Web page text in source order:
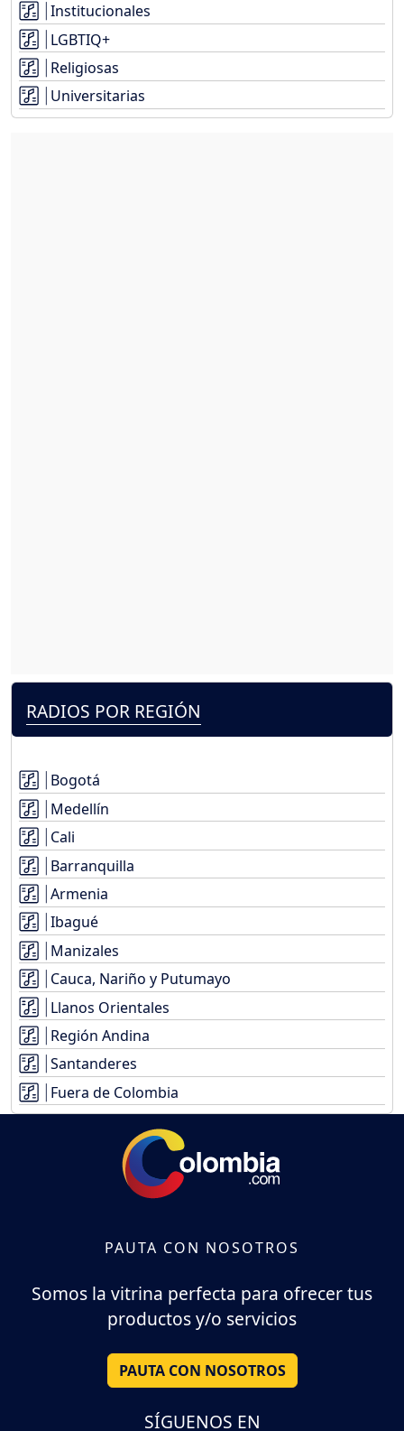
Institucionales
LGBTIQ+
Religiosas
Universitarias
RADIOS POR REGIÓN
Bogotá
Medellín
Cali
Barranquilla
Armenia
Ibagué
Manizales
Cauca, Nariño y Putumayo
Llanos Orientales
Región Andina
Santanderes
Fuera de Colombia
PAUTA CON NOSOTROS
Somos la vitrina perfecta para ofrecer tus
productos y/o servicios
PAUTA CON NOSOTROS
SÍGUENOS EN